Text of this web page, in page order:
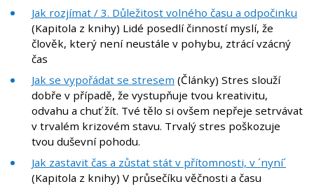
Jak rozjímat / 3. Důležitost volného času a odpočinku
(Kapitola z knihy) Lidé posedlí činností myslí, že
člověk, který není neustále v pohybu, ztrácí vzácný
čas
Jak se vypořádat se stresem (Články) Stres slouží
dobře v případě, že vystupňuje tvou kreativitu,
odvahu a chuť žít. Tvé tělo si ovšem nepřeje setrvávat
v trvalém krizovém stavu. Trvalý stres poškozuje
tvou duševní pohodu.
Jak zastavit čas a zůstat stát v přítomnosti, v ´nyní´
(Kapitola z knihy) V průsečíku věčnosti a času